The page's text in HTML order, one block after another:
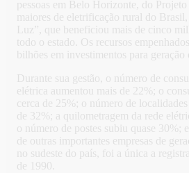
pessoas em Belo Horizonte, do
maiores de eletrificação rural do
Luz”, que beneficiou mais de cinco
todo o estado. Os recursos
bilhões em investimentos para geração
Durante sua gestão, o número de
elétrica aumentou mais de 22%; o
cerca de 25%; o número de
de 32%; a quilometragem da rede
o número de postes subiu quase 30%;
de outras importantes empresas de
no sudeste do país, foi a única a
de 1990.